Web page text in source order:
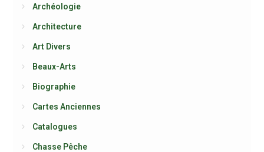
Archéologie
Architecture
Art Divers
Beaux-Arts
Biographie
Cartes Anciennes
Catalogues
Chasse Pêche